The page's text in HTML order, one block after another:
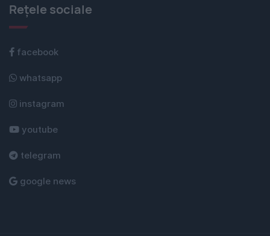
Rețele sociale
facebook
whatsapp
instagram
youtube
telegram
google news